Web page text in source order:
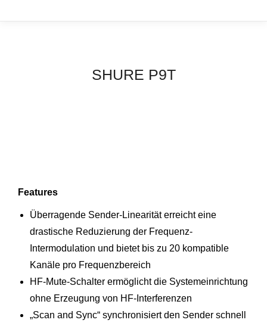
SHURE P9T
Features
Überragende Sender-Linearität erreicht eine
drastische Reduzierung der Frequenz-
Intermodulation und bietet bis zu 20 kompatible
Kanäle pro Frequenzbereich
HF-Mute-Schalter ermöglicht die Systemeinrichtung
ohne Erzeugung von HF-Interferenzen
„Scan and Sync“ synchronisiert den Sender schnell